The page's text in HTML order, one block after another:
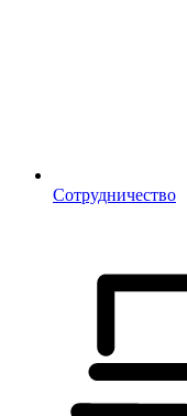
Сотрудничество